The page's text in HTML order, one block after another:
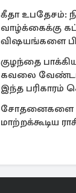
கீதா உபதேசம்:
வாழ்க்கைக்கு
விஷயங்களை
குழந்தை
கவலை
இந்த பரிகாரம்
சோதனைகளை
மாற்றக்கூடிய